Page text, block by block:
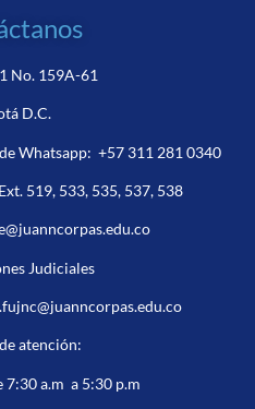
No. 159A-61
D.C.
Whatsapp: +57 311 281 0340
519, 533, 535, 537, 538
Judiciales
atención:
7:30 a.m a 5:30 p.m